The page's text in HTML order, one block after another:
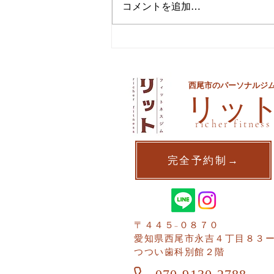
コメントを追加…
リッ
西尾市のパーソナルジ
richer fitness
〒４４５−０８７０
愛知県西尾市​永吉４丁目８３
つつい歯科別館２階
完全予約制→